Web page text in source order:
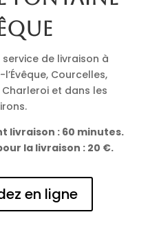
de livraison à
Courcelles,
et dans les
livraison : 60 minutes.
la livraison : 20 €.
en ligne